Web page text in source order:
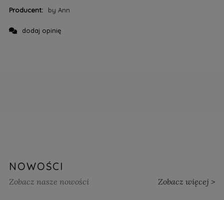
Producent: by Ann
dodaj opinię
NOWOŚCI
Zobacz nasze nowości Zobacz więcej >